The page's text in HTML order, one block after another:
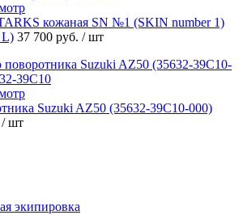
кожаная SN №1 (SKIN number 1)
L) 37 700 руб. / шт
Suzuki AZ50 (35632-39C10-000)
/ шт
экипировка